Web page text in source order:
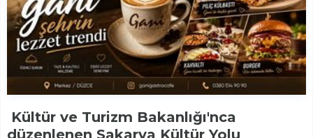
Kültür ve Turizm Bakanlığı'nca
düzenlenen Sakarya Kültür Yolu